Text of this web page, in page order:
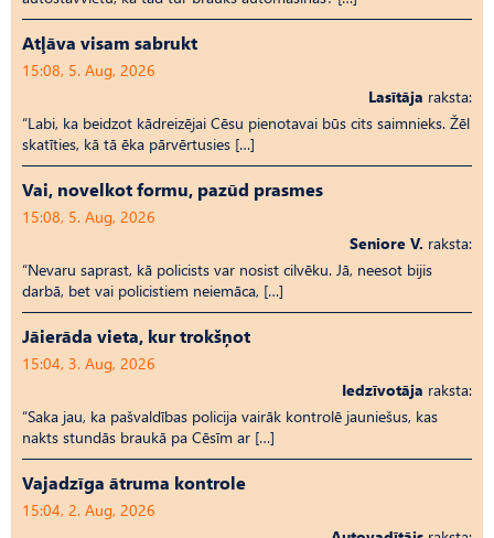
Atļāva visam sabrukt
15:08, 5. Aug, 2026
Lasītāja raksta:
“Labi, ka beidzot kādreizējai Cēsu pienotavai būs cits saimnieks. Žēl
skatīties, kā tā ēka pārvērtusies […]
Vai, novelkot formu, pazūd prasmes
15:08, 5. Aug, 2026
Seniore V. raksta:
“Nevaru saprast, kā policists var nosist cilvēku. Jā, neesot bijis
darbā, bet vai policistiem neiemāca, […]
Jāierāda vieta, kur trokšņot
15:04, 3. Aug, 2026
Iedzīvotāja raksta:
“Saka jau, ka pašvaldības policija vairāk kontrolē jauniešus, kas
nakts stundās braukā pa Cēsīm ar […]
Vajadzīga ātruma kontrole
15:04, 2. Aug, 2026